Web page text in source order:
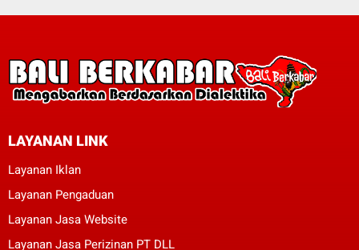
LAYANAN LINK
Layanan Iklan
Layanan Pengaduan
Layanan Jasa Website
Layanan Jasa Perizinan PT DLL